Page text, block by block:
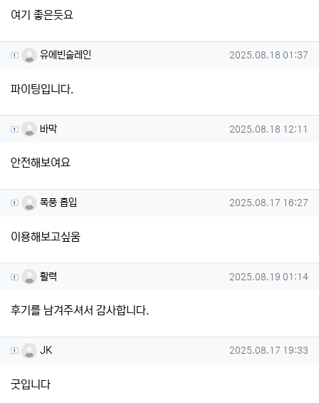
여기 좋은듯요
유에빈슬레인님의 댓글
유에빈슬레인 작성일
2025.08.18 01:37
파이팅입니다.
바막님의 댓글
바막 작성일
2025.08.18 12:11
안전해보여요
폭풍 흡입님의 댓글
폭풍 흡입 작성일
2025.08.17 16:27
이용해보고싶움
활력님의 댓글
활력 작성일
2025.08.19 01:14
후기를 남겨주셔서 감사합니다.
JK님의 댓글
JK 작성일
2025.08.17 19:33
굿입니다